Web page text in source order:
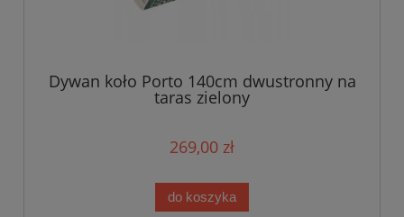
Dywan koło Porto 140cm dwustronny na
taras zielony
269,00 zł
do koszyka